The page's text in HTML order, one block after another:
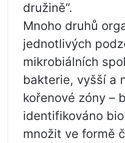
družině“.
Mnoho druhů
jednotlivých
mikrobiálních
bakterie, vyšší a
kořenové zóny –
identifikováno
množit ve formě